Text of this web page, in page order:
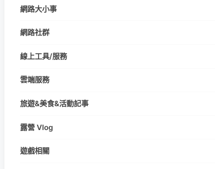
網路大小事
網路社群
線上工具/服務
雲端服務
旅遊&美食&活動記事
露營 Vlog
遊戲相關